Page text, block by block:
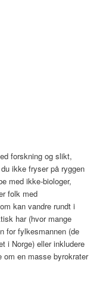
forskning og slikt,
ikke fryser på ryggen
med ikke-biologer,
folk med
kan vandre rundt i
har (hvor mange
for fylkesmannen (de
i Norge) eller inkludere
en masse byrokrater